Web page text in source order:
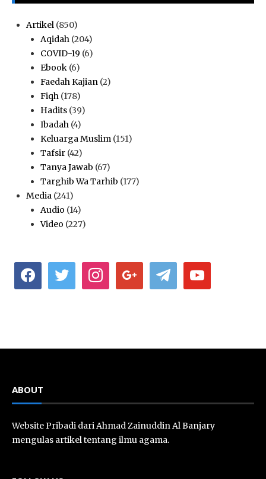
Artikel (850)
Aqidah (204)
COVID-19 (6)
Ebook (6)
Faedah Kajian (2)
Fiqh (178)
Hadits (39)
Ibadah (4)
Keluarga Muslim (151)
Tafsir (42)
Tanya Jawab (67)
Targhib Wa Tarhib (177)
Media (241)
Audio (14)
Video (227)
facebook twitter instagramgoogle telegram youtube
ABOUT
Website Pribadi dari Ahmad Zainuddin Al Banjary
mengulas artikel tentang ilmu agama.